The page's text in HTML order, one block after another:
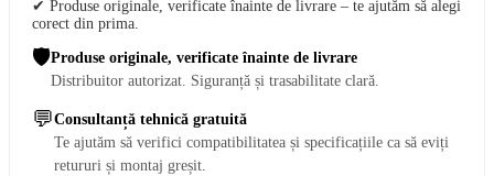
✔ Produse originale, verificate înainte de livrare – te ajutăm să alegi
corect din prima.
🛡️Produse originale, verificate înainte de livrare
Distribuitor autorizat. Siguranță și trasabilitate clară.
💬Consultanță tehnică gratuită
Te ajutăm să verifici compatibilitatea și specificațiile ca să eviți
retururi și montaj greșit.